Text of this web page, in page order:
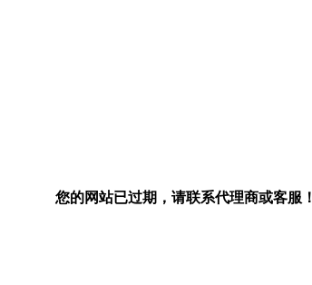
您的网站已过期，请联系代理商或客服！